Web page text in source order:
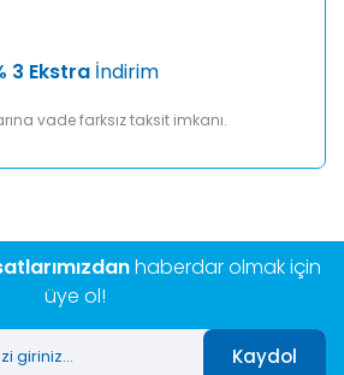
3 Ekstra İndirim
vade farksız taksit imkanı.
haberdar olmak için
üye ol!
Kaydol